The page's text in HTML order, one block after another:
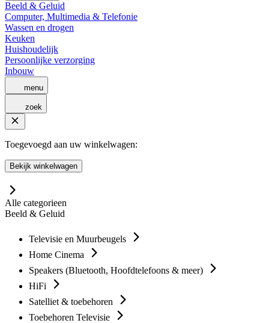
Beeld & Geluid
Computer, Multimedia & Telefonie
Wassen en drogen
Keuken
Huishoudelijk
Persoonlijke verzorging
Inbouw
menu
zoek
Toegevoegd aan uw winkelwagen:
Bekijk winkelwagen
Alle categorieen
Beeld & Geluid
Televisie en Muurbeugels
Home Cinema
Speakers (Bluetooth, Hoofdtelefoons & meer)
HiFi
Satelliet & toebehoren
Toebehoren Televisie